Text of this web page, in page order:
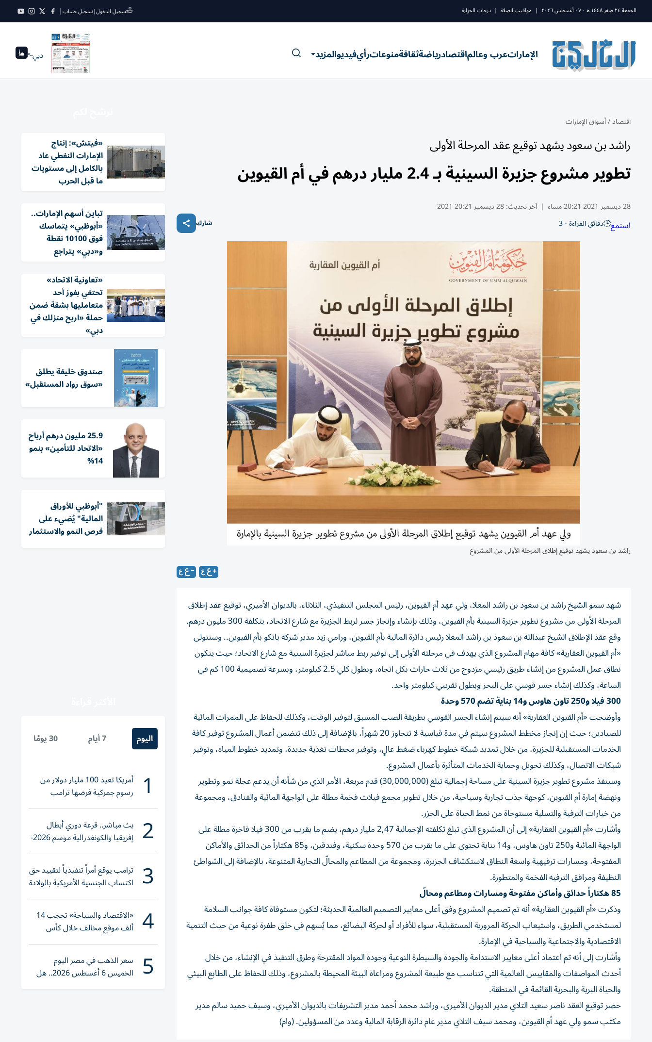
الجمعة ٢٤ صفر ١٤٤٨ ه - ٠٧ أغسطس ٢٠٢٦ | مواقيت الصلاة | درجات الحرارة تسجيل الدخول|تسجيل حساب
الإماراتعرب وعالماقتصادرياضةثقافةمنوعاترأيفيديوالمزيد دبي--°
اقتصاد/أسواق الإمارات
راشد بن سعود يشهد توقيع عقد المرحلة الأولى
تطوير مشروع جزيرة السينية بـ 2.4 مليار درهم في أم القيوين
28 ديسمبر 2021 20:21 مساء | آخر تحديث:28 ديسمبر 20:21 2021
استمع دقائق القراءة - 3 شارك
راشد بن سعود يشهد توقيع إطلاق المرحلة الأولى من المشروع
شهد سمو الشيخ راشد بن سعود بن راشد المعلا، ولي عهد أم القيوين، رئيس المجلس التنفيذي، الثلاثاء، بالديوان الأميري، توقيع عقد إطلاق
المرحلة الأولى من مشروع تطوير جزيرة السينية بأم القيوين، وذلك بإنشاء وإنجاز جسر لربط الجزيرة مع شارع الاتحاد، بتكلفة 300 مليون درهم.
وقع عقد الإطلاق الشيخ عبدالله بن سعود بن راشد المعلا رئيس دائرة المالية بأم القيوين، ورامي زيد مدير شركة باتكو بأم القيوين.. وستتولى
«أم القيوين العقارية» كافة مهام المشروع الذي يهدف في مرحلته الأولى إلى توفير ربط مباشر لجزيرة السينية مع شارع الاتحاد؛ حيث يتكون
نطاق عمل المشروع من إنشاء طريق رئيسي مزدوج من ثلاث حارات بكل اتجاه، وبطول كلي 2.5 كيلومتر، وبسرعة تصميمية 100 كم في
الساعة، وكذلك إنشاء جسر قوسي على البحر وبطول تقريبي كيلومتر واحد.
300 فيلا و250 تاون هاوس و14 بناية تضم 570 وحدة
وأوضحت «أم القيوين العقارية» أنه سيتم إنشاء الجسر القوسي بطريقة الصب المسبق لتوفير الوقت، وكذلك للحفاظ على الممرات المائية
للصيادين؛ حيث إن إنجاز مخطط المشروع سيتم في مدة قياسية لا تتجاوز 20 شهراً، بالإضافة إلى ذلك تتضمن أعمال المشروع توفير كافة
الخدمات المستقبلية للجزيرة، من خلال تمديد شبكة خطوط كهرباء ضغط عالٍ، وتوفير محطات تغذية جديدة، وتمديد خطوط المياه، وتوفير
شبكات الاتصال، وكذلك تحويل وحماية الخدمات المتأثرة بأعمال المشروع.
وسينفذ مشروع تطوير جزيرة السينية على مساحة إجمالية تبلغ (30,000,000) قدم مربعة، الأمر الذي من شأنه أن يدعم عجلة نمو وتطوير
ونهضة إمارة أم القيوين، كوجهة جذب تجارية وسياحية، من خلال تطوير مجمع فيلات فخمة مطلة على الواجهة المائية والفنادق، ومجموعة
من خيارات الترفية والتسلية مستوحاة من نمط الحياة على الجزر.
وأشارت «أم القيوين العقارية» إلى أن المشروع الذي تبلغ تكلفته الإجمالية 2,47 مليار درهم، يضم ما يقرب من 300 فيلا فاخرة مطلة على
الواجهة المائية و250 تاون هاوس، و14 بناية تحتوي على ما يقرب من 570 وحدة سكنية، وفندقين، و85 هكتاراً من الحدائق والأماكن
المفتوحة، ومسارات ترفيهية واسعة النطاق لاستكشاف الجزيرة، ومجموعة من المطاعم والمحالّ التجارية المتنوعة، بالإضافة إلى الشواطئ
النظيفة ومرافق الترفيه الفخمة والمتطورة.
85 هكتاراً حدائق وأماكن مفتوحة ومسارات ومطاعم ومحالّ
وذكرت «أم القيوين العقارية» أنه تم تصميم المشروع وفق أعلى معايير التصميم العالمية الحديثة؛ لتكون مستوفاة كافة جوانب السلامة
لمستخدمي الطريق، واستيعاب الحركة المرورية المستقبلية، سواء للأفراد أو لحركة البضائع، مما يُسهم في خلق طفرة نوعية من حيث التنمية
الاقتصادية والاجتماعية والسياحية في الإمارة.
وأشارت إلى أنه تم اعتماد أعلى معايير الاستدامة والجودة والسيطرة النوعية وجودة المواد المقترحة وطرق التنفيذ في الإنشاء، من خلال
أحدث المواصفات والمقاييس العالمية التي تتناسب مع طبيعة المشروع ومراعاة البيئة المحيطة بالمشروع، وذلك للحفاظ على الطابع البيئي
والحياة البرية والبحرية القائمة في المنطقة.
حضر توقيع العقد ناصر سعيد التلاي مدير الديوان الأميري، وراشد محمد أحمد مدير التشريفات بالديوان الأميري، وسيف حميد سالم مدير
مكتب سمو ولي عهد أم القيوين، ومحمد سيف التلاي مدير عام دائرة الرقابة المالية وعدد من المسؤولين. (وام)
«فيتش»: إنتاج
الإمارات النفطي عاد
بالكامل إلى مستويات
ما قبل الحرب
تباين أسهم الإمارات..
«أبوظبي» يتماسك
فوق 10100 نقطة
و«دبي» يتراجع
«تعاونية الاتحاد»
تحتفي بفوز أحد
متعامليها بشقة ضمن
حملة «اربح منزلك في
دبي»
صندوق خليفة يطلق
«سوق رواد المستقبل»
25.9 مليون درهم أرباح
«الاتحاد للتأمين» بنمو
14%
"أبوظبي للأوراق
المالية" يُضيء على
فرص النمو والاستثمار
اليوم 7 أيام 30 يومًا
1 أمريكا تعيد 100 مليار دولار من
رسوم جمركية فرضها ترامب
2 بث مباشر.. قرعة دوري أبطال
إفريقيا والكونفدرالية موسم 2026-
2027
3 ترامب يوقع أمراً تنفيذياً لتقييد حق
اكتساب الجنسية الأمريكية بالولادة
4 «الاقتصاد والسياحة» تحجب 14
ألف موقع مخالف خلال كأس
العالم 2026
5 سعر الذهب في مصر اليوم
الخميس 6 أغسطس 2026.. هل